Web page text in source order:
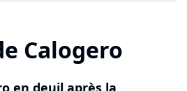
Calogero
en deuil après la